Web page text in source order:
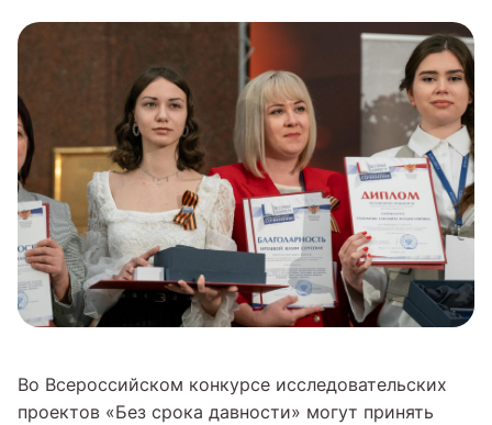
Во Всероссийском конкурсе исследовательских
проектов «Без срока давности» могут принять